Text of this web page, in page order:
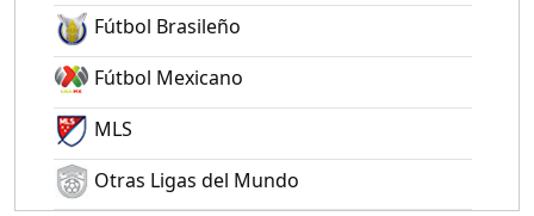
Fútbol Brasileño
Fútbol Mexicano
MLS
Otras Ligas del Mundo